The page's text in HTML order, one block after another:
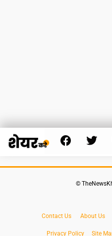
©
Contact Us About Us
Privacy Policy Site